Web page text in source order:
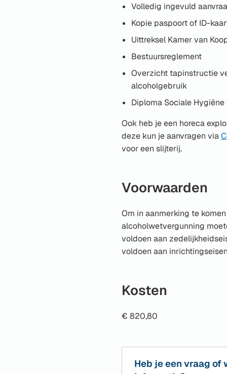
Volledig ingevuld
Kopie paspoort of ID-
Uittreksel Kamer van
Bestuursreglement
Overzicht tapinstructie
alcoholgebruik
Diploma Sociale
Ook heb je een horeca
deze kun je aanvragen via
voor een slijterij.
Voorwaarden
Om in aanmerking te
alcoholwetvergunning
voldoen aan
voldoen aan
Kosten
€ 820,80
Heb je een vraag of